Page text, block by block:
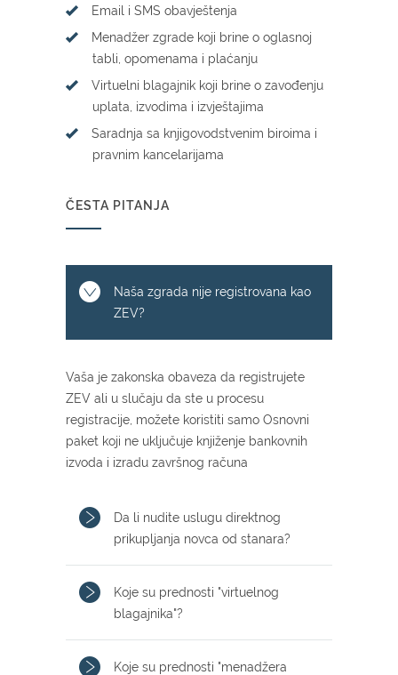
Email i SMS obavještenja
Menadžer zgrade koji brine o oglasnoj
tabli, opomenama i plaćanju
Virtuelni blagajnik koji brine o zavođenju
uplata, izvodima i izvještajima
Saradnja sa knjigovodstvenim biroima i
pravnim kancelarijama
ČESTA PITANJA
Naša zgrada nije registrovana kao
ZEV?
Vaša je zakonska obaveza da registrujete
ZEV ali u slučaju da ste u procesu
registracije, možete koristiti samo Osnovni
paket koji ne uključuje knjiženje bankovnih
izvoda i izradu završnog računa
Da li nudite uslugu direktnog
prikupljanja novca od stanara?
Koje su prednosti "virtuelnog
blagajnika"?
Koje su prednosti "menadžera